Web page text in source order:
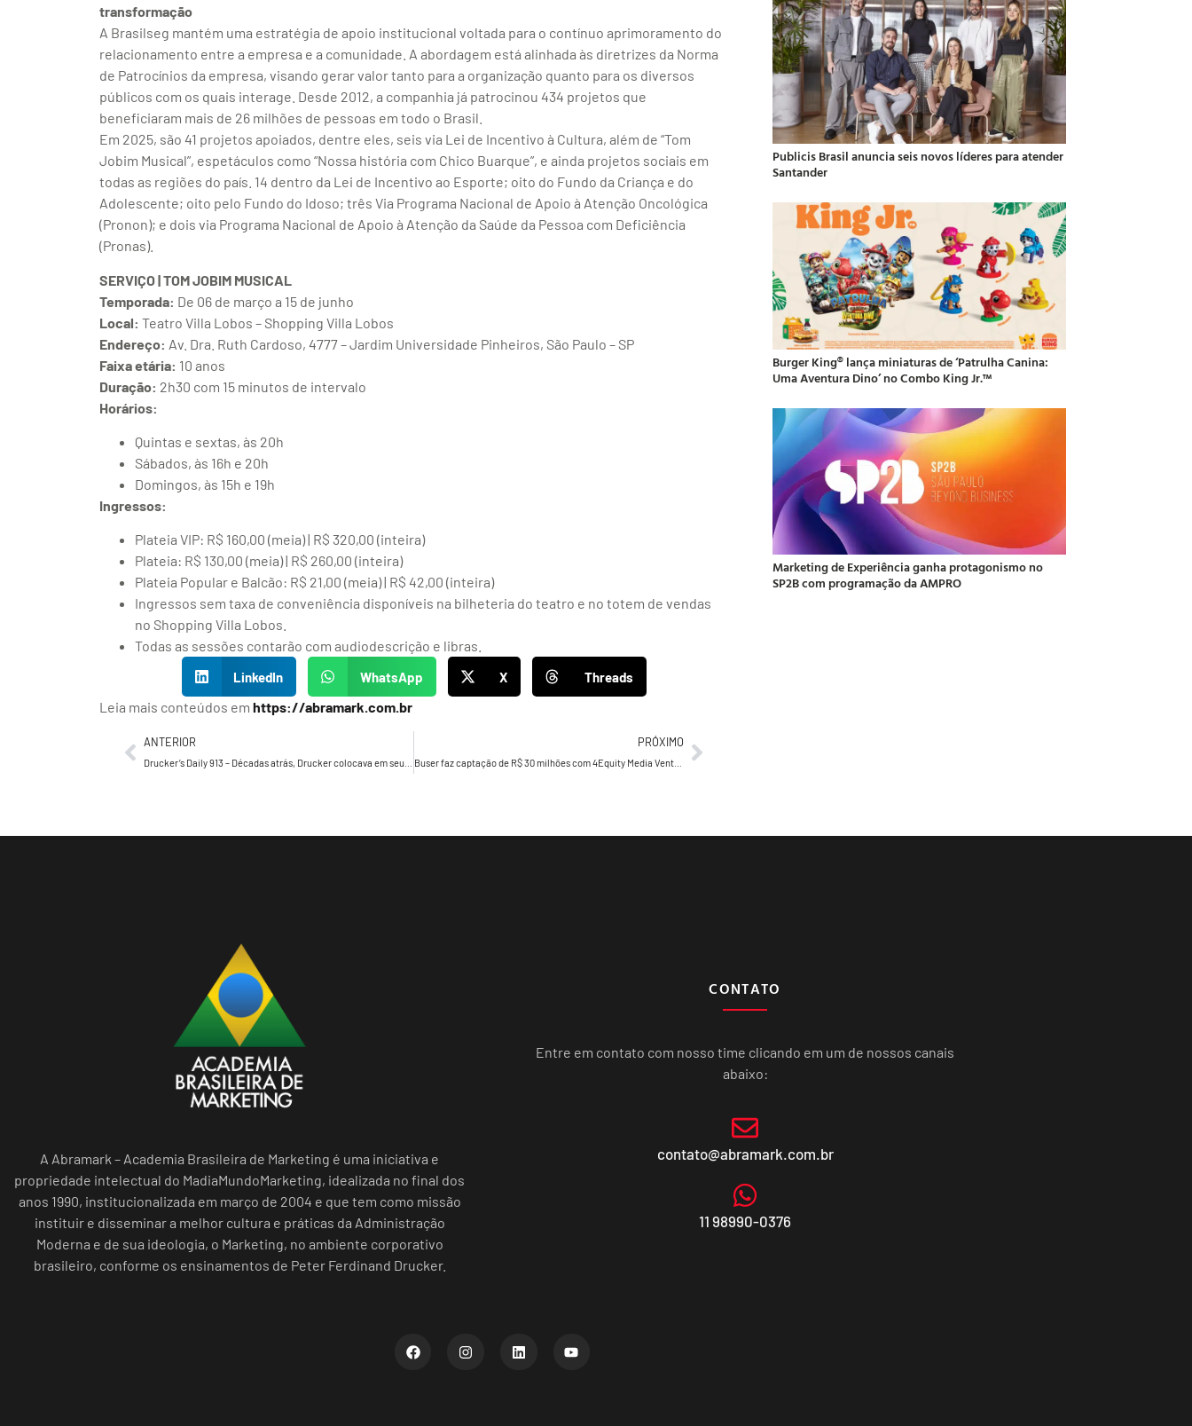
transformação
A Brasilseg mantém uma estratégia de apoio institucional voltada para o contínuo aprimoramento do
relacionamento entre a empresa e a comunidade. A abordagem está alinhada às diretrizes da Norma
de Patrocínios da empresa, visando gerar valor tanto para a organização quanto para os diversos
públicos com os quais interage. Desde 2012, a companhia já patrocinou 434 projetos que
beneficiaram mais de 26 milhões de pessoas em todo o Brasil.
Em 2025, são 41 projetos apoiados, dentre eles, seis via Lei de Incentivo à Cultura, além de “Tom
Jobim Musical”, espetáculos como “Nossa história com Chico Buarque”, e ainda projetos sociais em
todas as regiões do país. 14 dentro da Lei de Incentivo ao Esporte; oito do Fundo da Criança e do
Adolescente; oito pelo Fundo do Idoso; três Via Programa Nacional de Apoio à Atenção Oncológica
(Pronon); e dois via Programa Nacional de Apoio à Atenção da Saúde da Pessoa com Deficiência
(Pronas).
SERVIÇO | TOM JOBIM MUSICAL
Temporada: De 06 de março a 15 de junho
Local: Teatro Villa Lobos – Shopping Villa Lobos
Endereço: Av. Dra. Ruth Cardoso, 4777 – Jardim Universidade Pinheiros, São Paulo – SP
Faixa etária: 10 anos
Duração: 2h30 com 15 minutos de intervalo
Horários:
Quintas e sextas, às 20h
Sábados, às 16h e 20h
Domingos, às 15h e 19h
Ingressos:
Plateia VIP: R$ 160,00 (meia) | R$ 320,00 (inteira)
Plateia: R$ 130,00 (meia) | R$ 260,00 (inteira)
Plateia Popular e Balcão: R$ 21,00 (meia) | R$ 42,00 (inteira)
Ingressos sem taxa de conveniência disponíveis na bilheteria do teatro e no totem de vendas
no Shopping Villa Lobos.
Todas as sessões contarão com audiodescrição e libras.
LinkedIn WhatsApp X Threads
Leia mais conteúdos em https://abramark.com.br
ANTERIOR PRÓXIMO
Publicis Brasil anuncia seis novos líderes para atender
Santander
Burger King® lança miniaturas de ‘Patrulha Canina:
Uma Aventura Dino’ no Combo King Jr.™
Marketing de Experiência ganha protagonismo no
SP2B com programação da AMPRO
A Abramark – Academia Brasileira de Marketing é uma iniciativa e
propriedade intelectual do MadiaMundoMarketing, idealizada no final dos
anos 1990, institucionalizada em março de 2004 e que tem como missão
instituir e disseminar a melhor cultura e práticas da Administração
Moderna e de sua ideologia, o Marketing, no ambiente corporativo
brasileiro, conforme os ensinamentos de Peter Ferdinand Drucker.
CONTATO
Entre em contato com nosso time clicando em um de nossos canais
abaixo:
contato@abramark.com.br
11 98990-0376